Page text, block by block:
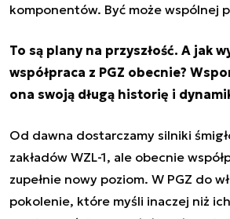
komponentów. Być może wspólnej
To są plany na przyszłość. A jak
współpraca z PGZ obecnie?
ona swoją długą historię i
Od dawna dostarczamy silniki
zakładów WZL-1, ale obecnie
zupełnie nowy poziom. W PGZ do
pokolenie, które myśli inaczej niż